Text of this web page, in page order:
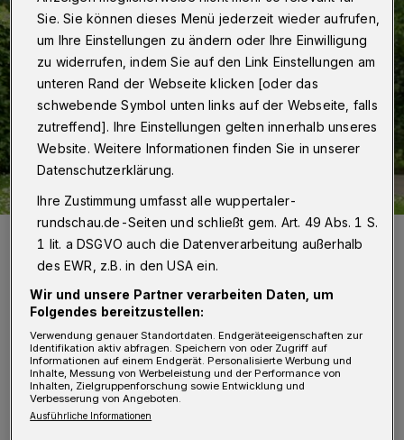
Thorsten Schumacher (Geschäftsführer Operativ der
Arbeitsagentur).
Foto: Agentur für Arbeit
I m Mai 2022 wurden der Agentur für Arbeit
Wuppertal 342 neue Stellen angeboten, 48
Sie. Sie können dieses Menü jederzeit wieder aufrufen,
um Ihre Einstellungen zu ändern oder Ihre Einwilligung
zu widerrufen, indem Sie auf den Link Einstellungen am
unteren Rand der Webseite klicken [oder das
schwebende Symbol unten links auf der Webseite, falls
zutreffend]. Ihre Einstellungen gelten innerhalb unseres
Website. Weitere Informationen finden Sie in unserer
Datenschutzerklärung.
Ihre Zustimmung umfasst alle wuppertaler-
rundschau.de-Seiten und schließt gem. Art. 49 Abs. 1 S.
1 lit. a DSGVO auch die Datenverarbeitung außerhalb
des EWR, z.B. in den USA ein.
Wir und unsere Partner verarbeiten Daten, um
Folgendes bereitzustellen:
Verwendung genauer Standortdaten. Endgeräteeigenschaften zur
Identifikation aktiv abfragen. Speichern von oder Zugriff auf
Informationen auf einem Endgerät. Personalisierte Werbung und
Inhalte, Messung von Werbeleistung und der Performance von
Inhalten, Zielgruppenforschung sowie Entwicklung und
Verbesserung von Angeboten.
Ausführliche Informationen